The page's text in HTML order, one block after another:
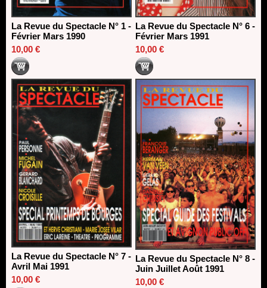
La Revue du Spectacle N° 1 -
Février Mars 1990
10,00 €
La Revue du Spectacle N° 6 -
Février Mars 1991
10,00 €
La Revue du Spectacle N° 7 -
Avril Mai 1991
10,00 €
La Revue du Spectacle N° 8 -
Juin Juillet Août 1991
10,00 €